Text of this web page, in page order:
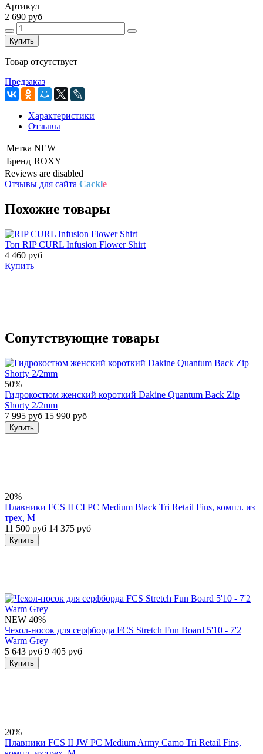
Артикул
2 690 руб
Купить
Товар отсутствует
Предзаказ
Характеристики
Отзывы
Метка NEW
Бренд ROXY
Reviews are disabled
Отзывы для сайта Cackle
Похожие товары
Топ RIP CURL Infusion Flower Shirt
4 460 руб
Купить
Сопутствующие товары
50%
Гидрокостюм женский короткий Dakine Quantum Back Zip
Shorty 2/2mm
7 995 руб 15 990 руб
Купить
20%
Плавники FCS II CI PC Medium Black Tri Retail Fins, компл. из
трех, M
11 500 руб 14 375 руб
Купить
NEW 40%
Чехол-носок для серфборда FCS Stretch Fun Board 5'10 - 7'2
Warm Grey
5 643 руб 9 405 руб
Купить
20%
Плавники FCS II JW PC Medium Army Camo Tri Retail Fins,